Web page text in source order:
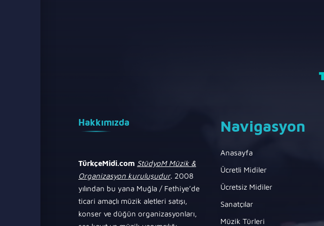
Hakkımızda
TürkçeMidi.com StüdyoM Müzik &
Organizasyon kuruluşudur. 2008
yılından bu yana Muğla / Fethiye’de
ticari amaçlı müzik aletleri satışı,
konser ve düğün organizasyonları,
Navigasyon
Anasayfa
Ücretli Midiler
Ücretsiz Midiler
Sanatçılar
Müzik Türleri